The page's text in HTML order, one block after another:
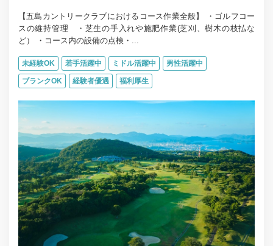
【五島カントリークラブにおけるコース作業全般】 ・ゴルフコー
スの維持管理 ・芝生の手入れや施肥作業(芝刈、樹木の枝払な
ど） ・コース内の設備の点検・...
未経験OK 若手活躍中 ミドル活躍中 男性活躍中
ブランクOK 経験者優遇 福利厚生